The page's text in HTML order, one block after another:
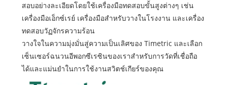
สอบอย่างละเอียดโดยใช้เครื่องมือทดสอบขั้นสูงต่างๆ เช่น
เครื่องมือเอ็กซ์เรย์ เครื่องมือสำหรับวางในโรงงาน และเครื่อง
ทดสอบวัฏจักรความร้อน
วางใจในความมุ่งมั่นสู่ความเป็นเลิศของ Timetric และเลือก
เซ็นเซอร์ฉนวนอีพอกซีเรซินของเราสำหรับการวัดที่เชื่อถือ
ได้และแม่นยำในการใช้งานสวิตช์เกียร์ของคุณ